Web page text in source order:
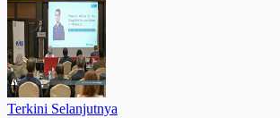
Terkini Selanjutnya